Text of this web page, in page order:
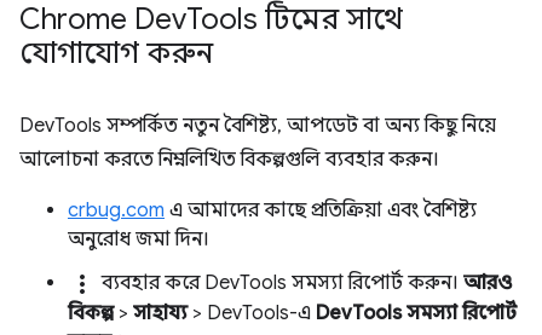
Chrome DevTools টিমের সাথে
যোগাযোগ করুন
DevTools সম্পর্কিত নতুন বৈশিষ্ট্য, আপডেট বা অন্য কিছু নিয়ে
আলোচনা করতে নিম্নলিখিত বিকল্পগুলি ব্যবহার করুন।
crbug.com এ আমাদের কাছে প্রতিক্রিয়া এবং বৈশিষ্ট্য
অনুরোধ জমা দিন।
more_vert ব্যবহার করে DevTools সমস্যা রিপোর্ট করুন। আরও
বিকল্প> সাহায্য> DevTools-এ DevTools সমস্যা রিপোর্ট